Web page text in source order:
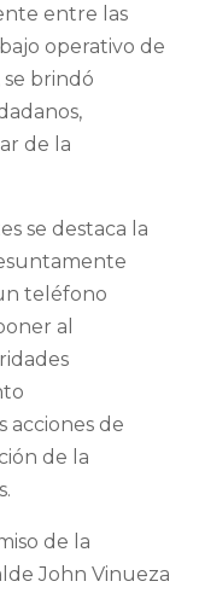
entre las
operativo de
se brindó
de la
se destaca la
teléfono
al
acciones de
de la
de la
John Vinueza